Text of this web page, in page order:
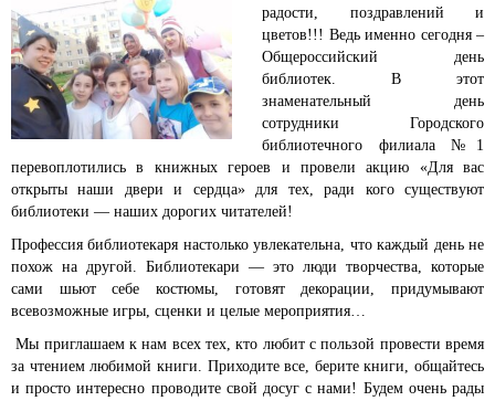
радости, поздравлений и
цветов!!! Ведь именно сегодня –
Общероссийский день
библиотек.В этот
знаменательный день
сотрудники Городского
библиотечного филиала №1
перевоплотились в книжных героев и провели акцию «Для вас
открыты наши двери и сердца» для тех, ради кого существуют
библиотеки — наших дорогих читателей!
Профессия библиотекаря настолько увлекательна, что каждый день не
похож на другой. Библиотекари — это люди творчества, которые
сами шьют себе костюмы, готовят декорации, придумывают
всевозможные игры, сценки и целые мероприятия…
Мы приглашаем к нам всех тех, кто любит с пользой провести время
за чтением любимой книги. Приходите все, берите книги, общайтесь
и просто интересно проводите свой досуг с нами! Будем очень рады